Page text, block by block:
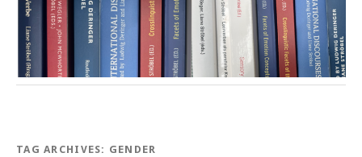
TAG ARCHIVES: GENDER